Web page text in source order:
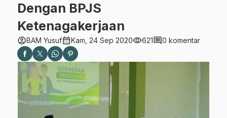
Dengan BPJS
Ketenagakerjaan
account_circleBAM Yusufcalendar_monthKam, 24 Sep 2020visibility621comment0 komentar